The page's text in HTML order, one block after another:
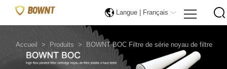
Langue | Français
Accueil > Produits > BOWNT BOC Filtre de série noyau de filtre